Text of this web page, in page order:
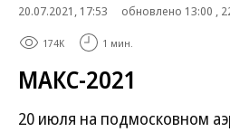
20.07.2021, 17:53
обновлено 13:00 ,
174K 1 мин.
МАКС-2021
20 июля на подмосковном